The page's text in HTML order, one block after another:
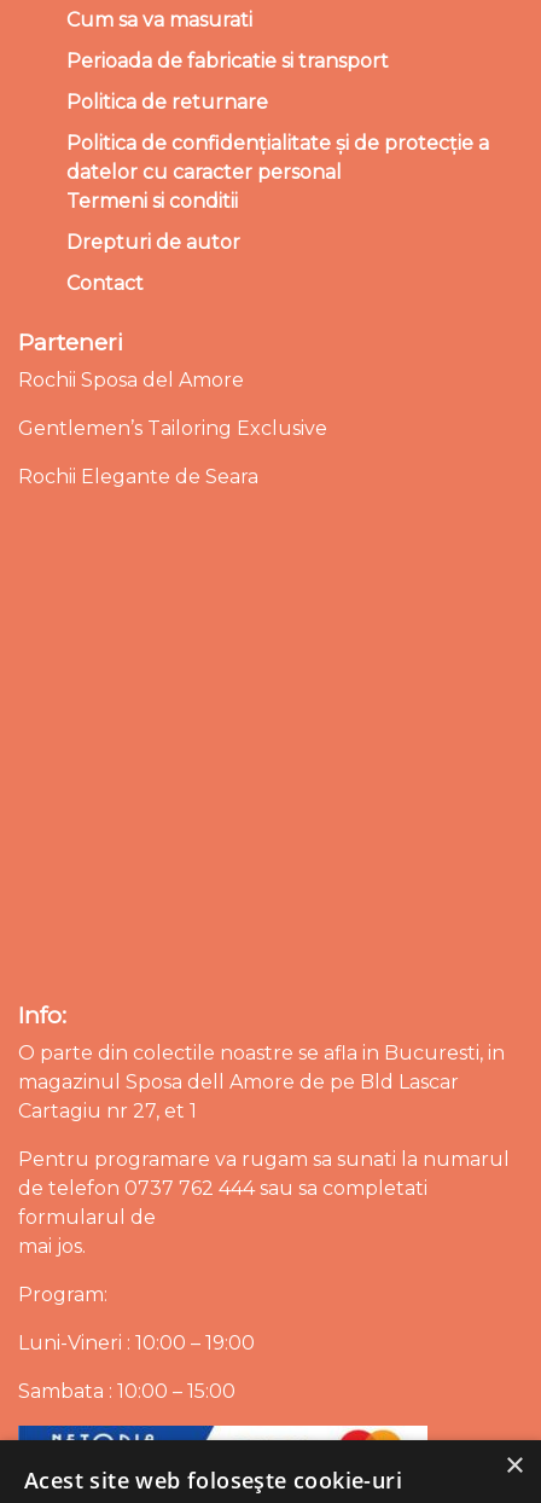
Cum sa va masurati
Perioada de fabricatie si transport
Politica de returnare
Politica de confidențialitate și de protecție a
datelor cu caracter personal
Termeni si conditii
Drepturi de autor
Contact
Parteneri
Rochii Sposa del Amore
Gentlemen’s Tailoring Exclusive
Rochii Elegante de Seara
Info:
O parte din colectile noastre se afla in Bucuresti, in
magazinul Sposa dell Amore de pe Bld Lascar
Cartagiu nr 27, et 1
Pentru programare va rugam sa sunati la numarul
de telefon 0737 762 444 sau sa completati
formularul de
mai jos.
Program:
Luni-Vineri : 10:00 – 19:00
Sambata : 10:00 – 15:00
×
Acest site web folosește cookie-uri